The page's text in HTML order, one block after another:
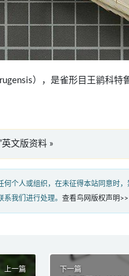
），是雀形目王鹟科特
文版资料 »
个人或组织，在未征得本站同意时
我们进行处理。 查看鸟网版权声明>>
上一篇 下一篇